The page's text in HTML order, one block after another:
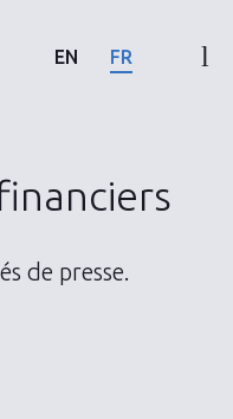
EN FR
de presse.